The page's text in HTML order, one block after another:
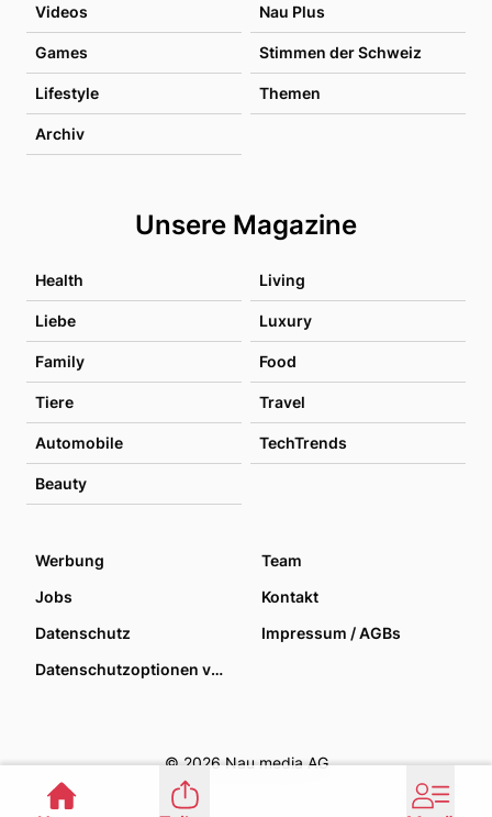
Videos Nau Plus
Games Stimmen der Schweiz
Lifestyle Themen
Archiv
Unsere Magazine
Health Living
Liebe Luxury
Family Food
Tiere Travel
Automobile TechTrends
Beauty
Werbung
Team
Jobs
Kontakt
Datenschutz
Impressum / AGBs
Datenschutzoptionen verwalten
© 2026 Nau media AG